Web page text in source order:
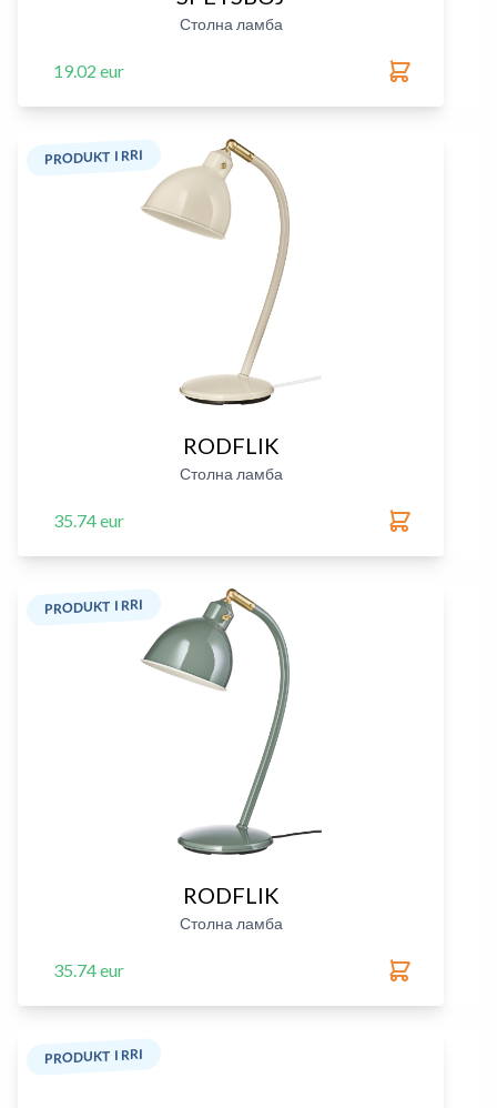
Столна ламба
19.02 eur
PRODUKT I RRI
RODFLIK
Столна ламба
35.74 eur
PRODUKT I RRI
RODFLIK
Столна ламба
35.74 eur
PRODUKT I RRI